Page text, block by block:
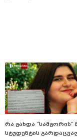
რა გახდა “სამგორის”
სტუდენტის